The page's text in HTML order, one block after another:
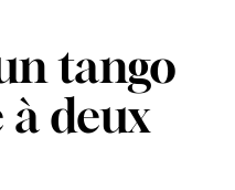
tango
à deux